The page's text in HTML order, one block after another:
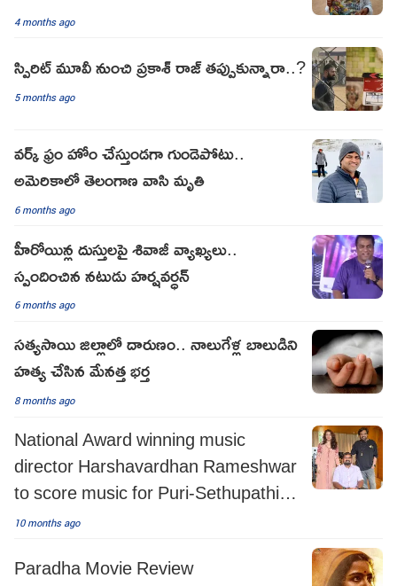
4 months ago
స్పిరిట్ మూవీ నుంచి ప్రకాశ్ రాజ్ తప్పుకున్నారా..?
5 months ago
వర్క్ ఫ్రం హోం చేస్తుండగా గుండెపోటు..
అమెరికాలో తెలంగాణ వాసి మృతి
6 months ago
హీరోయిన్ల దుస్తులపై శివాజీ వ్యాఖ్యలు..
స్పందించిన నటుడు హర్షవర్ధన్
6 months ago
సత్యసాయి జిల్లాలో దారుణం.. నాలుగేళ్ల బాలుడిని
హత్య చేసిన మేనత్త భర్త
8 months ago
National Award winning music
director Harshavardhan Rameshwar
to score music for Puri-Sethupathi
film!
10 months ago
Paradha Movie Review